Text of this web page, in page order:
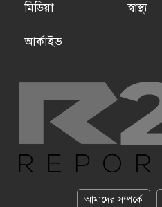
মিডিয়া স্বাস্থ্য
আর্কাইভ
আমাদের সম্পর্কে